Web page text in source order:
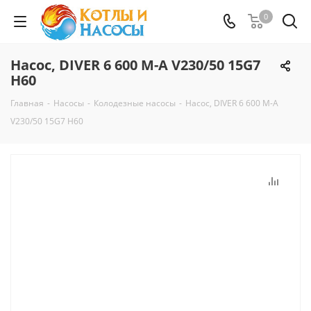
0
Насос, DIVER 6 600 M-A V230/50 15G7
H60
Главная - Насосы - Колодезные насосы - Насос, DIVER 6 600 M-A
V230/50 15G7 H60